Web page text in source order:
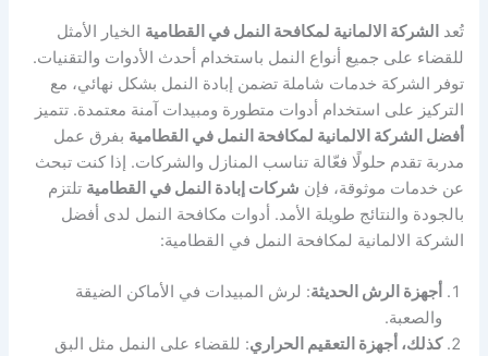
تُعد الشركة الالمانية لمكافحة النمل في القطامية الخيار الأمثل
للقضاء على جميع أنواع النمل باستخدام أحدث الأدوات والتقنيات.
توفر الشركة خدمات شاملة تضمن إبادة النمل بشكل نهائي، مع
التركيز على استخدام أدوات متطورة ومبيدات آمنة معتمدة. تتميز
أفضل الشركة الالمانية لمكافحة النمل في القطامية بفرق عمل
مدربة تقدم حلولًا فعّالة تناسب المنازل والشركات. إذا كنت تبحث
عن خدمات موثوقة، فإن شركات إبادة النمل في القطامية تلتزم
بالجودة والنتائج طويلة الأمد. أدوات مكافحة النمل لدى أفضل
الشركة الالمانية لمكافحة النمل في القطامية:
أجهزة الرش الحديثة: لرش المبيدات في الأماكن الضيقة
والصعبة.
كذلك، أجهزة التعقيم الحراري: للقضاء على النمل مثل البق